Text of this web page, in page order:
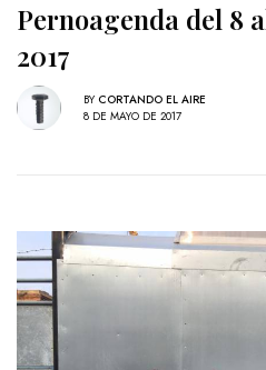
Pernoagenda del 8
2017
BY CORTANDO EL AIRE
8 DE MAYO DE 2017